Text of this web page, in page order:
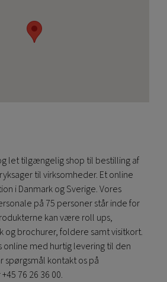
let tilgængelig shop til bestilling af
til virksomheder. Et online
i Danmark og Sverige. Vores
på 75 personer står inde for
kan være roll ups,
og brochurer, foldere samt visitkort.
online med hurtig levering til den
spørgsmål kontakt os på
76 26 36 00.